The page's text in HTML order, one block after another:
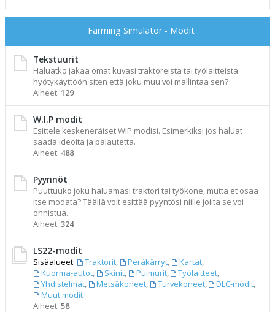
Farming Simulator - Modit
Tekstuurit
Haluatko jakaa omat kuvasi traktoreista tai työlaitteista
hyötykäyttöön siten että joku muu voi mallintaa sen?
Aiheet: 129
W.I.P modit
Esittele keskeneräiset WIP modisi. Esimerkiksi jos haluat
saada ideoita ja palautetta.
Aiheet: 488
Pyynnöt
Puuttuuko joku haluamasi traktori tai työkone, mutta et osaa
itse modata? Täällä voit esittää pyyntösi niille joilta se voi
onnistua.
Aiheet: 324
LS22-modit
Sisäalueet: Traktorit, Peräkärryt, Kartat,
Kuorma-autot, Skinit, Puimurit, Työlaitteet,
Yhdistelmät, Metsäkoneet, Turvekoneet, DLC-modit,
Muut modit
Aiheet: 58